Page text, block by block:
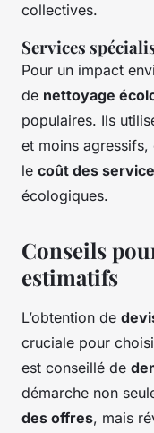
collectives.
Services
Pour un impact
de nettoyage
populaires. Ils
et moins
le coût des
écologiques.
Conseils
estimatifs
L’obtention de
cruciale pour
est conseillé de
démarche non
des offres, mais